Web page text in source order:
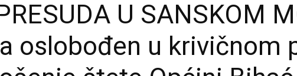
U SANSKOM
oslobođen u krivičnom